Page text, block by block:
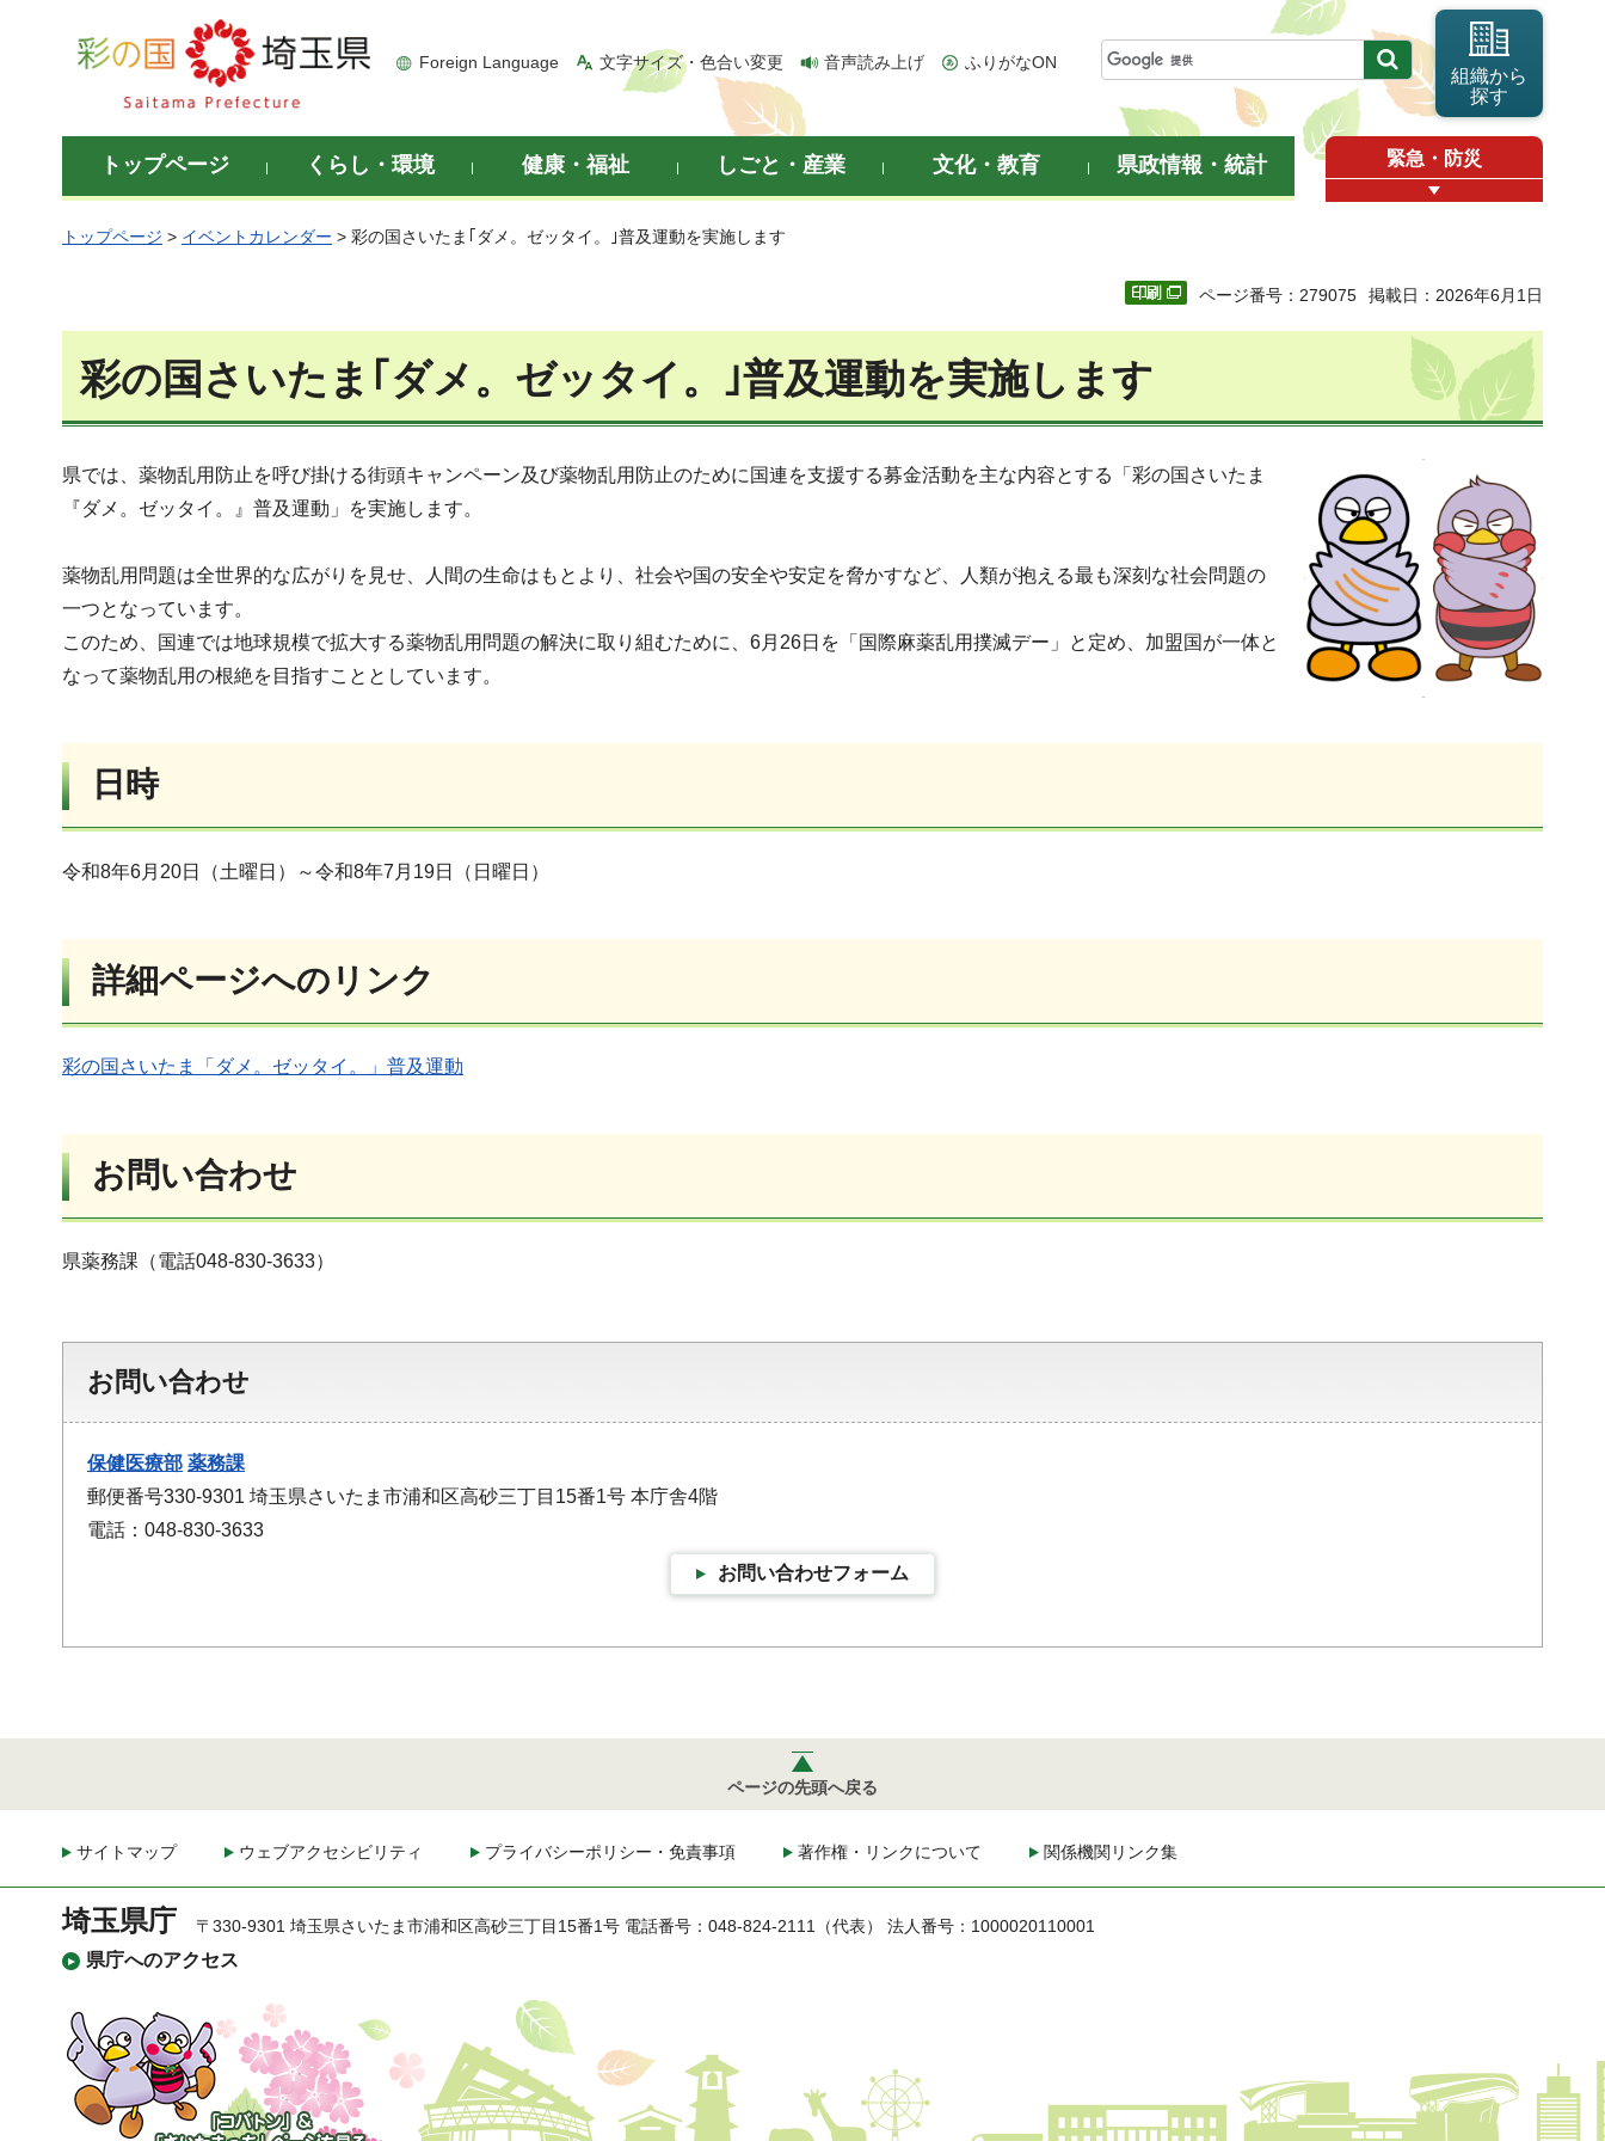
彩の国 埼玉県
Foreign Language 文字サイズ・色合い変更 音声読み上げ ふりがなON
組織から
探す
トップページ くらし・環境 健康・福祉 しごと・産業 文化・教育 県政情報・統計 緊急・防災
トップページ > イベントカレンダー > 彩の国さいたま｢ダメ。ゼッタイ。｣普及運動を実施します
ページ番号：279075 掲載日：2026年6月1日
彩の国さいたま｢ダメ。ゼッタイ。｣普及運動を実施します
県では、薬物乱用防止を呼び掛ける街頭キャンペーン及び薬物乱用防止のために国連を支援する募金活動を主な内容とする「彩の国さいたま
『ダメ。ゼッタイ。』普及運動」を実施します。
薬物乱用問題は全世界的な広がりを見せ、人間の生命はもとより、社会や国の安全や安定を脅かすなど、人類が抱える最も深刻な社会問題の
一つとなっています。
このため、国連では地球規模で拡大する薬物乱用問題の解決に取り組むために、6月26日を「国際麻薬乱用撲滅デー」と定め、加盟国が一体と
なって薬物乱用の根絶を目指すこととしています。
日時
令和8年6月20日（土曜日）～令和8年7月19日（日曜日）
詳細ページへのリンク
彩の国さいたま「ダメ。ゼッタイ。」普及運動
お問い合わせ
県薬務課（電話048-830-3633）
お問い合わせ
保健医療部 薬務課
郵便番号330-9301 埼玉県さいたま市浦和区高砂三丁目15番1号 本庁舎4階
電話：048-830-3633
お問い合わせフォーム
ページの先頭へ戻る
サイトマップ ウェブアクセシビリティ プライバシーポリシー・免責事項 著作権・リンクについて 関係機関リンク集
埼玉県庁
県庁へのアクセス
〒330-9301 埼玉県さいたま市浦和区高砂三丁目15番1号 電話番号：048-824-2111（代表） 法人番号：1000020110001
「コバトン」&「さいた